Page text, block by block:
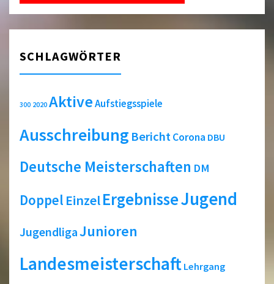
SCHLAGWÖRTER
300 2020 AktiveAufstiegsspiele
Ausschreibung BerichtCorona DBU
Deutsche Meisterschaften DM
Doppel EinzelErgebnisseJugend
JugendligaJunioren
Landesmeisterschaft Lehrgang